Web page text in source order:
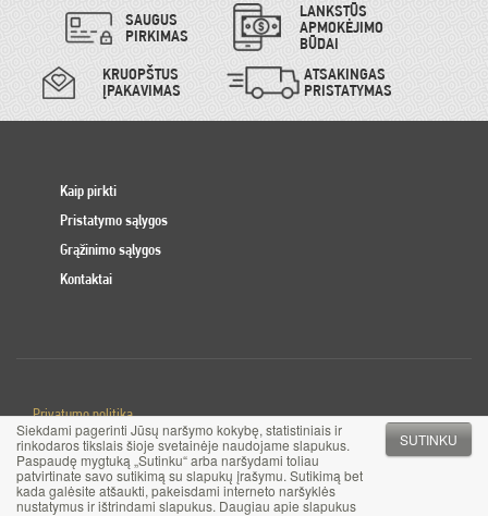
Siekdami pagerinti Jūsų naršymo kokybę, statistiniais ir
rinkodaros tikslais šioje svetainėje naudojame slapukus.
Paspaudę mygtuką „Sutinku“ arba naršydami toliau
patvirtinate savo sutikimą su slapukų įrašymu. Sutikimą bet
kada galėsite atšaukti, pakeisdami interneto naršyklės
nustatymus ir ištrindami slapukus. Daugiau apie slapukus
SUTINKU
SAUGUS
PIRKIMAS
LANKSTŪS
APMOKĖJIMO
BŪDAI
KRUOPŠTUS
ĮPAKAVIMAS
ATSAKINGAS
PRISTATYMAS
Kaip pirkti
Pristatymo sąlygos
Grąžinimo sąlygos
Kontaktai
Privatumo politika
Slapuku politika
© 2017 MB Pinigai.lt. Visos teisės saugomos